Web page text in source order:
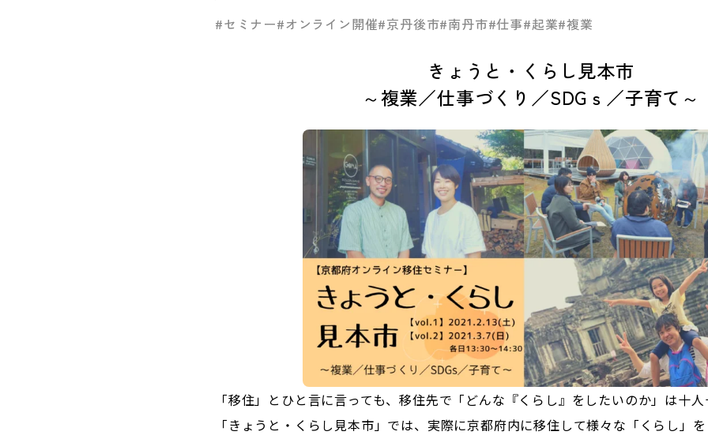
#セミナー#オンライン開催#京丹後市#南丹市#仕事#起業#複業
きょうと・くらし見本市
～複業／仕事づくり／SDGｓ／子育て～
「移住」とひと言に言っても、移住先で「どんな『くらし』をしたいのか」は十
「きょうと・くらし見本市」では、実際に京都府内に移住して様々な「くらし」